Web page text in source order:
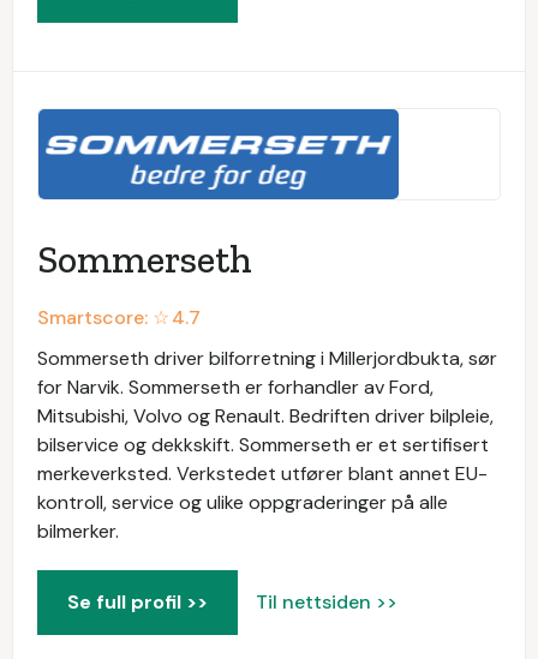
Sommerseth
Smartscore: ☆4.7
Sommerseth driver bilforretning i Millerjordbukta, sør
for Narvik. Sommerseth er forhandler av Ford,
Mitsubishi, Volvo og Renault. Bedriften driver bilpleie,
bilservice og dekkskift. Sommerseth er et sertifisert
merkeverksted. Verkstedet utfører blant annet EU-
kontroll, service og ulike oppgraderinger på alle
bilmerker.
Se full profil >> Til nettsiden >>